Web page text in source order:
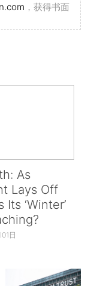
，获得书面
As
Lays Off
Its ‘Winter’
日